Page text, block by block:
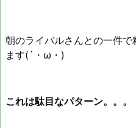
朝のライバルさんとの一件
ます(´・ω・)
これは駄目なパターン。。。